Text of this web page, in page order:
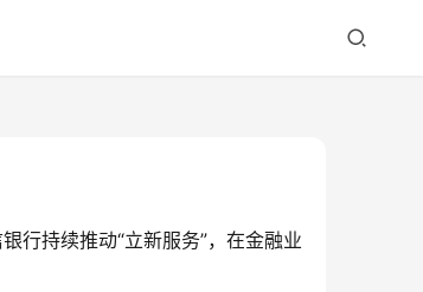
行持续推动“立新服务”，在金融业